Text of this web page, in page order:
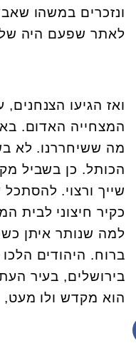
ונזכרים במשהו
לאתר שפעם היה
ואז הגיעו
המצחייה האדום.
מה ששיחררנו. לא
הכותל. כן בשביל
שייך ורצוי.
כקיר חיצוני לבית
למה שנותר איתן
ברוח. היהודים
בירושלים, בעיר
הוא מקדש ולו